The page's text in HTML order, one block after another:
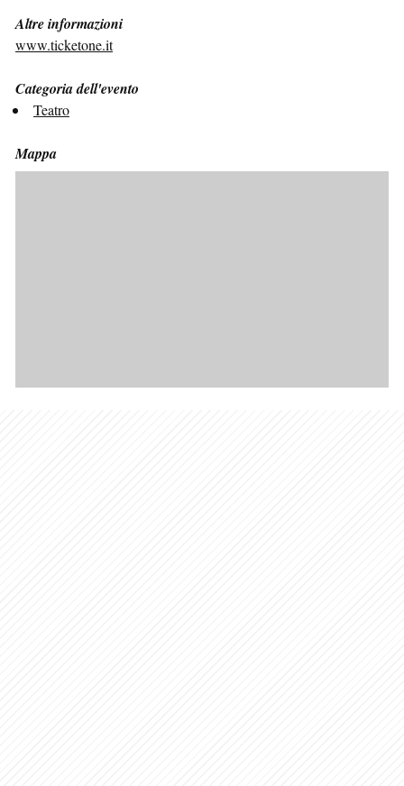
Altre informazioni
www.ticketone.it
Categoria dell'evento
Teatro
Mappa